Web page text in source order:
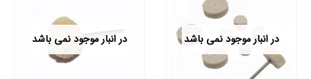
در انبار موجود نمی باشد در انبار موجود نمی باشد